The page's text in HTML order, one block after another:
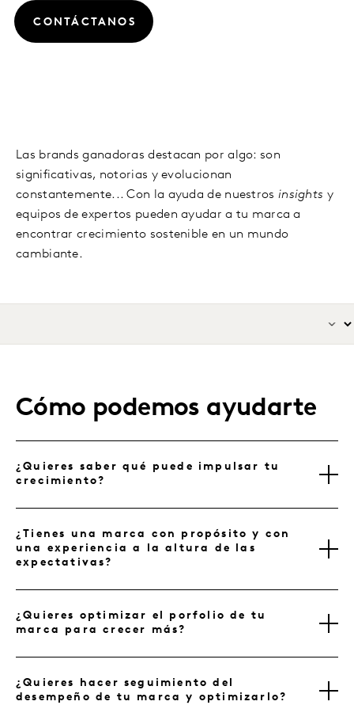
CONTÁCTANOS
Las brands ganadoras destacan por algo: son
significativas, notorias y evolucionan
constantemente... Con la ayuda de nuestros insights y
equipos de expertos pueden ayudar a tu marca a
encontrar crecimiento sostenible en un mundo
cambiante.
Cómo podemos ayudarte
¿Quieres saber qué puede impulsar tu
crecimiento?
¿Tienes una marca con propósito y con
una experiencia a la altura de las
expectativas?
¿Quieres optimizar el porfolio de tu
marca para crecer más?
¿Quieres hacer seguimiento del
desempeño de tu marca y optimizarlo?